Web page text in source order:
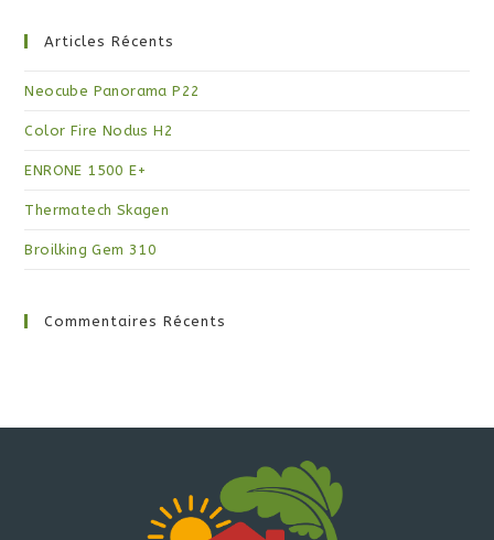
Articles Récents
Neocube Panorama P22
Color Fire Nodus H2
ENRONE 1500 E+
Thermatech Skagen
Broilking Gem 310
Commentaires Récents